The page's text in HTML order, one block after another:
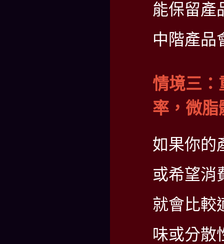
能保留產
中階產品
情境三：
率，微脂
如果你的
或希望消
就會比較
味或分散